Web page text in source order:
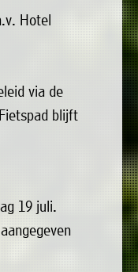
Hotel
via de
blijft
19 juli.